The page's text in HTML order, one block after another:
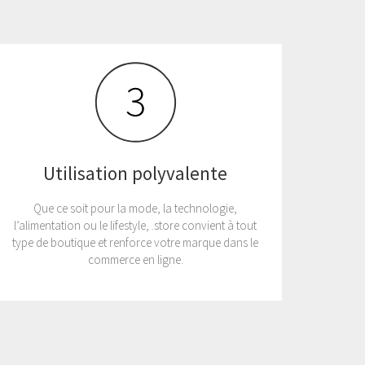
Utilisation polyvalente
Que ce soit pour la mode, la technologie,
l’alimentation ou le lifestyle, .store convient à tout
type de boutique et renforce votre marque dans le
commerce en ligne.